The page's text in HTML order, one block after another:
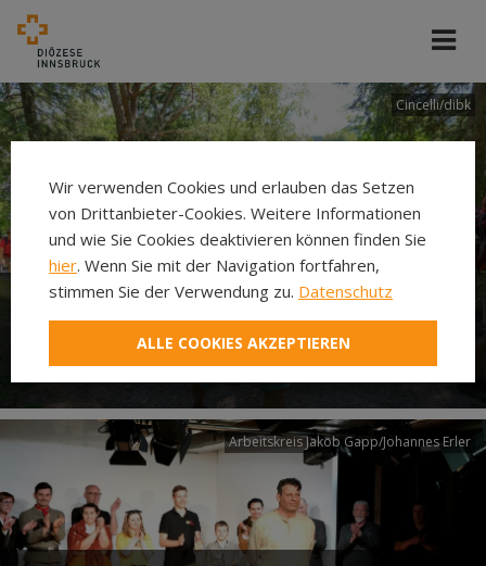
Cincelli/dibk
Neuer Pilgerweg Via
Laudato si’
Arbeitskreis Jakob Gapp/Johannes Erler
Wir verwenden Cookies und erlauben das Setzen
von Drittanbieter-Cookies. Weitere Informationen
und wie Sie Cookies deaktivieren können finden Sie
hier. Wenn Sie mit der Navigation fortfahren,
stimmen Sie der Verwendung zu. Datenschutz
ALLE COOKIES AKZEPTIEREN